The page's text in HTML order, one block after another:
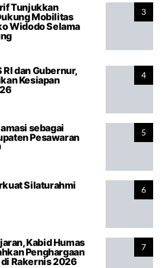
3
Tunjukkan
Mobilitas
Widodo Selama
4
RI dan Gubernur,
Kesiapan
5
sebagai
Pesawaran
6
Silaturahmi
7
Kabid Humas
Penghargaan
Rakernis 2026